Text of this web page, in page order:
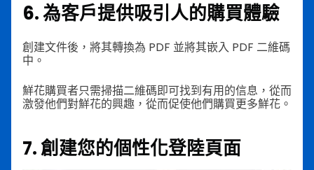
6. 為客戶提供吸引人的購買體驗
創建文件後，將其轉換為 PDF 並將其嵌入 PDF 二維碼
中。
鮮花購買者只需掃描二維碼即可找到有用的信息，從而
激發他們對鮮花的興趣，從而促使他們購買更多鮮花。
7. 創建您的個性化登陸頁面